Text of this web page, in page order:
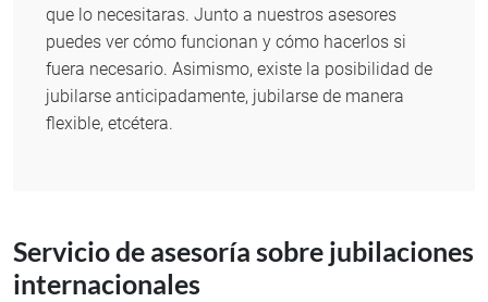
que lo necesitaras. Junto a nuestros asesores
puedes ver cómo funcionan y cómo hacerlos si
fuera necesario. Asimismo, existe la posibilidad de
jubilarse anticipadamente, jubilarse de manera
flexible, etcétera.
Servicio de asesoría sobre jubilaciones
internacionales